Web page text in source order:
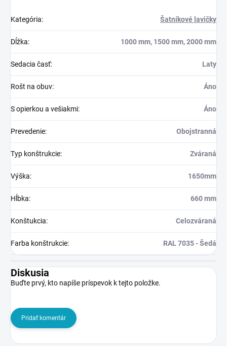
Kategória: Šatníkové lavičky
Dĺžka: 1000 mm, 1500 mm, 2000 mm
Sedacia časť: Laty
Rošt na obuv: Áno
S opierkou a vešiakmi: Áno
Prevedenie: Obojstranná
Typ konštrukcie: Zváraná
Výška: 1650mm
Hĺbka: 660 mm
Konštukcia: Celozváraná
Farba konštrukcie: RAL 7035 - Šedá
Diskusia
Buďte prvý, kto napíše príspevok k tejto položke.
Pridať komentár